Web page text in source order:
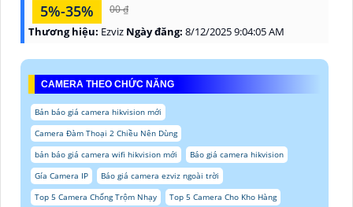
5%-35% 00 ₫
Thương hiệu: Ezviz Ngày đăng: 8/12/2025 9:04:05 AM
CAMERA THEO CHỨC NĂNG
Bản báo giá camera hikvision mới
Camera Đàm Thoại 2 Chiều Nên Dùng
bản báo giá camera wifi hikvision mới
Báo giá camera hikvision
Gía Camera IP
Báo giá camera ezviz ngoài trời
Top 5 Camera Chống Trộm Nhạy
Top 5 Camera Cho Kho Hàng